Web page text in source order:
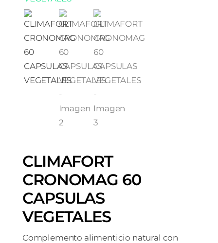
CLIMAFORT
CRONOMAG 60
CAPSULAS
VEGETALES
Complemento alimenticio natural con